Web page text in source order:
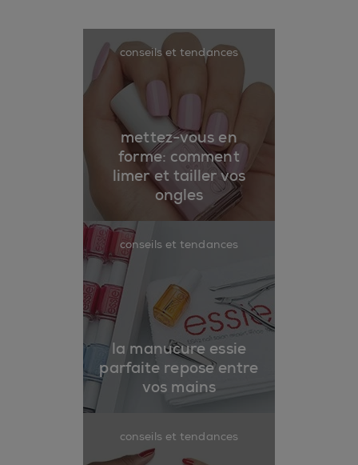
conseils et tendances
mettez-vous en
forme: comment
limer et tailler vos
ongles
conseils et tendances
la manucure essie
parfaite repose entre
vos mains
conseils et tendances